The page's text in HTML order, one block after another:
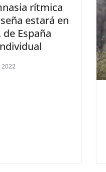
rítmica
estará en
de España
2022